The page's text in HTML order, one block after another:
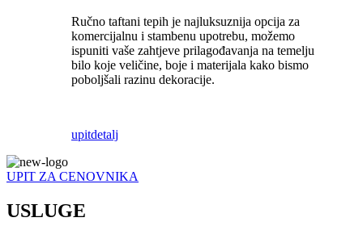
Ručno taftani tepih je najluksuznija opcija za
komercijalnu i stambenu upotrebu, možemo
ispuniti vaše zahtjeve prilagođavanja na temelju
bilo koje veličine, boje i materijala kako bismo
poboljšali razinu dekoracije.
upitdetalj
UPIT ZA CENOVNIKA
USLUGE